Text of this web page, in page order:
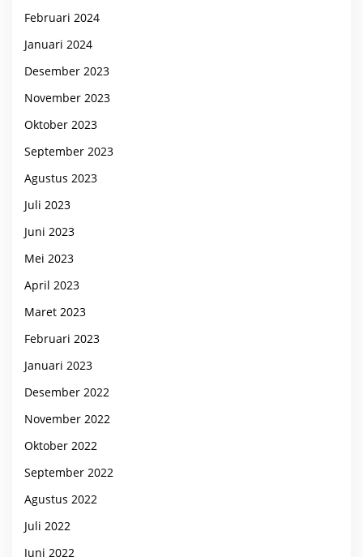
Februari 2024
Januari 2024
Desember 2023
November 2023
Oktober 2023
September 2023
Agustus 2023
Juli 2023
Juni 2023
Mei 2023
April 2023
Maret 2023
Februari 2023
Januari 2023
Desember 2022
November 2022
Oktober 2022
September 2022
Agustus 2022
Juli 2022
Juni 2022